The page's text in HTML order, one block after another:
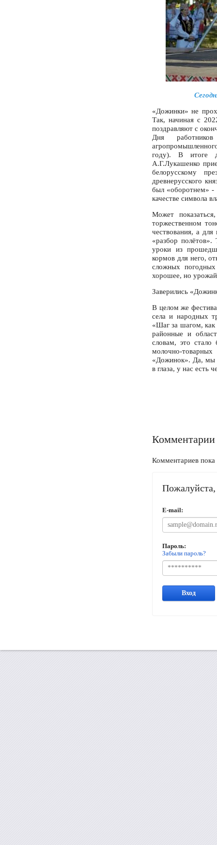
«Дожинки» не
Так, начиная с
поздравляют с
Дня
году). В итоге
А.Г.Лукашенко
белорусскому
древнерусского
был «оборотнем» -
качестве символа
Может
торжественном
чествования, а для
«разбор
уроки из
кормов для него,
сложных
хорошее, но
Заверились
В целом же
села и народных
«Шаг за шагом,
районные и
словам, это стало
молочно-
«Дожинок». Да, мы
в глаза, у нас есть
Комментарии
Комментариев пока
Пожалуйста,
E-mail:
Пароль:
Забыли пароль?
Вход